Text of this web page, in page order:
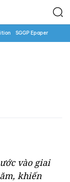
SGGP Epaper
vào giai
khiến